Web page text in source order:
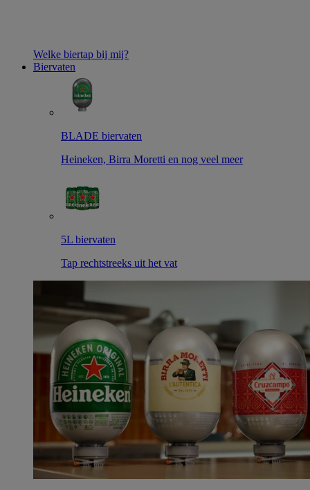
Welke biertap bij mij?
Biervaten
BLADE biervaten
Heineken, Birra Moretti en nog veel meer
5L biervaten
Tap rechtstreeks uit het vat